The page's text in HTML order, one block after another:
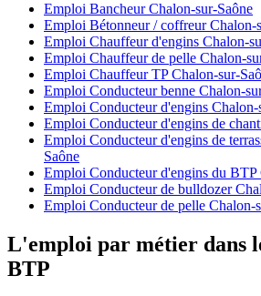
Emploi Bancheur Chalon-sur-Saône
Emploi Bétonneur / coffreur Chalon-
Emploi Chauffeur d'engins Chalon-
Emploi Chauffeur de pelle Chalon-
Emploi Chauffeur TP Chalon-sur-
Emploi Conducteur benne Chalon-
Emploi Conducteur d'engins Chalon-
Emploi Conducteur d'engins de
Emploi Conducteur d'engins de
Saône
Emploi Conducteur d'engins du BTP
Emploi Conducteur de bulldozer
Emploi Conducteur de pelle Chalon-
L'emploi par métier dans
BTP